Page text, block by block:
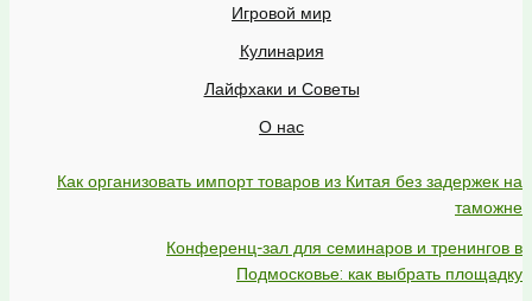
Игровой мир
Кулинария
Лайфхаки и Советы
О нас
Как организовать импорт товаров из Китая без задержек на
таможне
Конференц-зал для семинаров и тренингов в
Подмосковье: как выбрать площадку